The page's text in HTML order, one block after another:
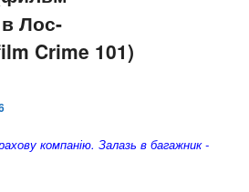
Лос-
Crime 101)
компанію. Залазь в багажник -